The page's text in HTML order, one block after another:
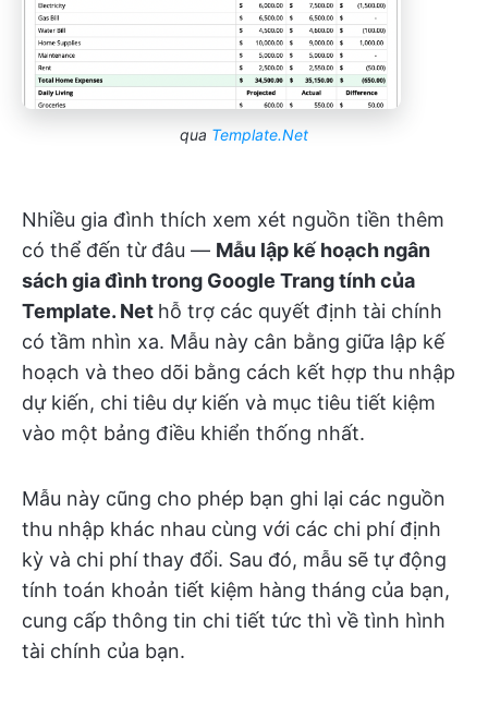
qua Template.Net
Nhiều gia đình thích xem xét nguồn tiền thêm
có thể đến từ đâu — Mẫu lập kế hoạch ngân
sách gia đình trong Google Trang tính của
Template. Net hỗ trợ các quyết định tài chính
có tầm nhìn xa. Mẫu này cân bằng giữa lập kế
hoạch và theo dõi bằng cách kết hợp thu nhập
dự kiến, chi tiêu dự kiến và mục tiêu tiết kiệm
vào một bảng điều khiển thống nhất.
Mẫu này cũng cho phép bạn ghi lại các nguồn
thu nhập khác nhau cùng với các chi phí định
kỳ và chi phí thay đổi. Sau đó, mẫu sẽ tự động
tính toán khoản tiết kiệm hàng tháng của bạn,
cung cấp thông tin chi tiết tức thì về tình hình
tài chính của bạn.